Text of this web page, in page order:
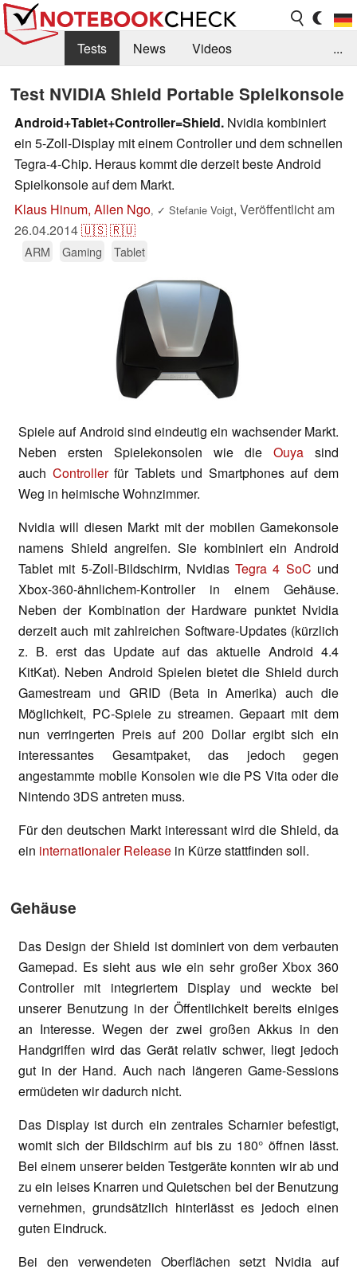
Tests News
Videos
Kaufberatung
Deals Suche
Jobs
Forum
...
Test NVIDIA Shield Portable Spielkonsole
Android+Tablet+Controller=Shield. Nvidia kombiniert
ein 5-Zoll-Display mit einem Controller und dem schnellen
Tegra-4-Chip. Heraus kommt die derzeit beste Android
Spielkonsole auf dem Markt.
Klaus Hinum, Allen Ngo, ✓ Stefanie Voigt, Veröffentlicht am
26.04.2014🇺🇸🇷🇺
ARM Gaming Tablet
Spiele auf Android sind eindeutig ein wachsender Markt.
Neben ersten Spielekonsolen wie die Ouya sind
auch Controllerfür Tablets und Smartphones auf dem
Weg in heimische Wohnzimmer.
Nvidia will diesen Markt mit der mobilen Gamekonsole
namens Shield angreifen. Sie kombiniert ein Android
Tablet mit 5-Zoll-Bildschirm, NvidiasTegra 4 SoC und
Xbox-360-ähnlichem-Kontroller in einem Gehäuse.
Neben der Kombination der Hardware punktet Nvidia
derzeit auch mit zahlreichen Software-Updates (kürzlich
z. B. erst das Update auf das aktuelle Android 4.4
KitKat). Neben Android Spielen bietet die Shield durch
Gamestream und GRID (Beta in Amerika) auch die
Möglichkeit, PC-Spiele zu streamen. Gepaart mit dem
nun verringerten Preis auf 200 Dollar ergibt sich ein
interessantes Gesamtpaket, das jedoch gegen
angestammte mobile Konsolen wie die PS Vita oder die
Nintendo 3DS antreten muss.
Für den deutschen Markt interessant wird die Shield, da
ein internationaler Release in Kürze stattfinden soll.
Gehäuse
Das Design der Shield ist dominiert von dem verbauten
Gamepad. Es sieht aus wie ein sehr großer Xbox 360
Controller mit integriertem Display und weckte bei
unserer Benutzung in der Öffentlichkeit bereits einiges
an Interesse. Wegen der zwei großen Akkus in den
Handgriffen wird das Gerät relativ schwer, liegt jedoch
gut in der Hand. Auch nach längeren Game-Sessions
ermüdeten wir dadurch nicht.
Das Display ist durch ein zentrales Scharnier befestigt,
womit sich der Bildschirm auf bis zu 180° öffnen lässt.
Bei einem unserer beiden Testgeräte konnten wir ab und
zu ein leises Knarren und Quietschen bei der Benutzung
vernehmen, grundsätzlich hinterlässt es jedoch einen
guten Eindruck.
Bei den verwendeten Oberflächen setzt Nvidia auf